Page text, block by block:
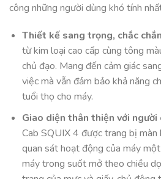
công những người dùng khó tính
Thiết kế sang trọng, chắc
từ kim loại cao cấp cùng tông
chủ đạo. Mang đến cảm giác
việc mà vẫn đảm bảo khả năng
tuổi thọ cho máy.
Giao diện thân thiện với người
Cab SQUIX 4 được trang bị màn
quan sát hoạt động của máy
máy trong suốt mở theo chiều